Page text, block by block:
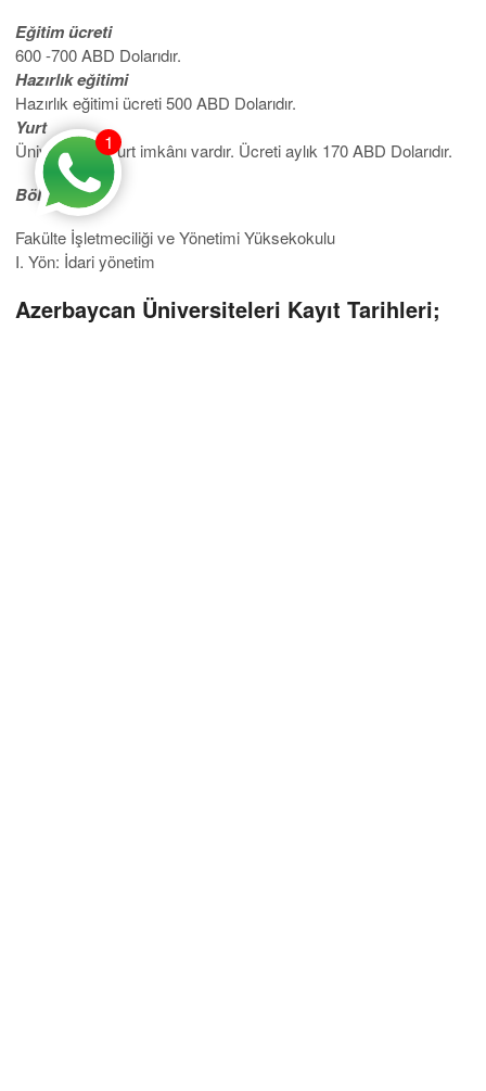
Eğitim ücreti
600 -700 ABD Dolarıdır.
Hazırlık eğitimi
Hazırlık eğitimi ücreti 500 ABD Dolarıdır.
Yurt
Üniversitede yurt imkânı vardır. Ücreti aylık 170 ABD Dolarıdır.
Bölümler
Fakülte İşletmeciliği ve Yönetimi Yüksekokulu
I. Yön: İdari yönetim
Azerbaycan Üniversiteleri Kayıt Tarihleri;
1